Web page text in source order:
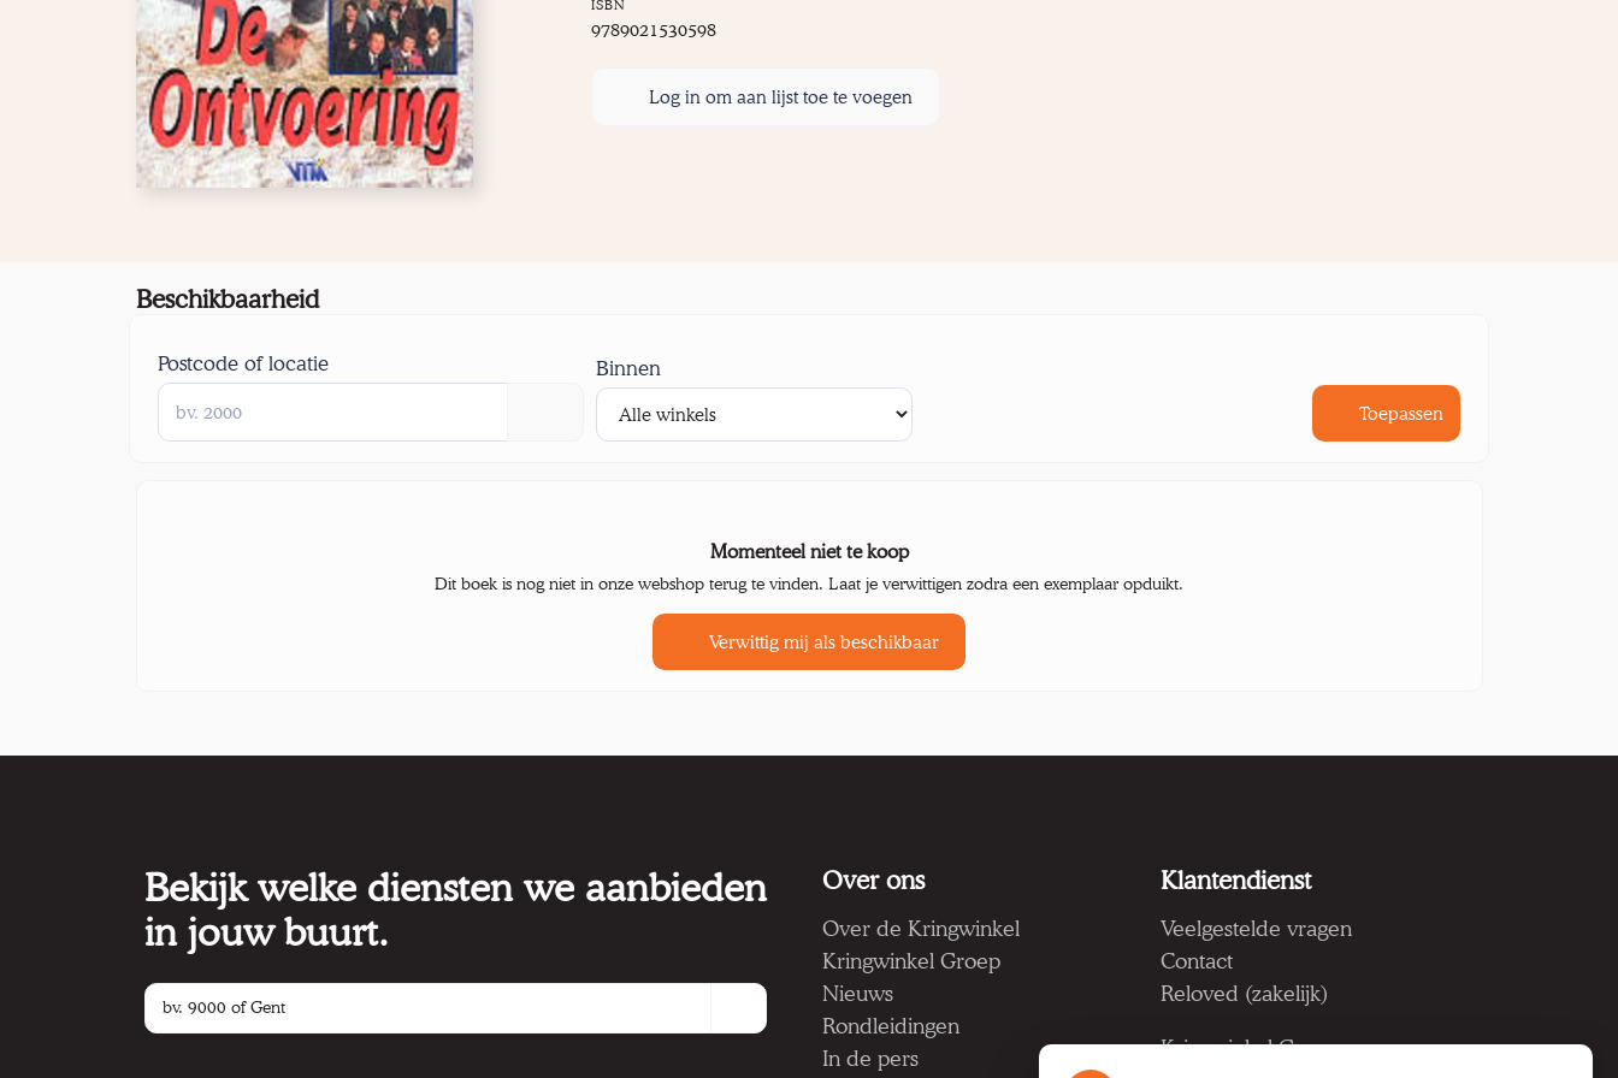
ISBN
9789021530598
Log in om aan lijst toe te voegen
Beschikbaarheid
Postcode of locatie Binnen
Toepassen
Momenteel niet te koop
Dit boek is nog niet in onze webshop terug te vinden. Laat je verwittigen zodra een exemplaar opduikt.
Verwittig mij als beschikbaar
Bekijk welke diensten we aanbieden
in jouw buurt.
Over ons
Over de Kringwinkel
Kringwinkel Groep
Nieuws
Rondleidingen
In de pers
Klantendienst
Veelgestelde vragen
Contact
Reloved (zakelijk)
Kringwinkel Groep vzw